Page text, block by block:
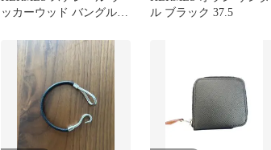
ッカーウッド バングル
付き
ル ブラック 37.5